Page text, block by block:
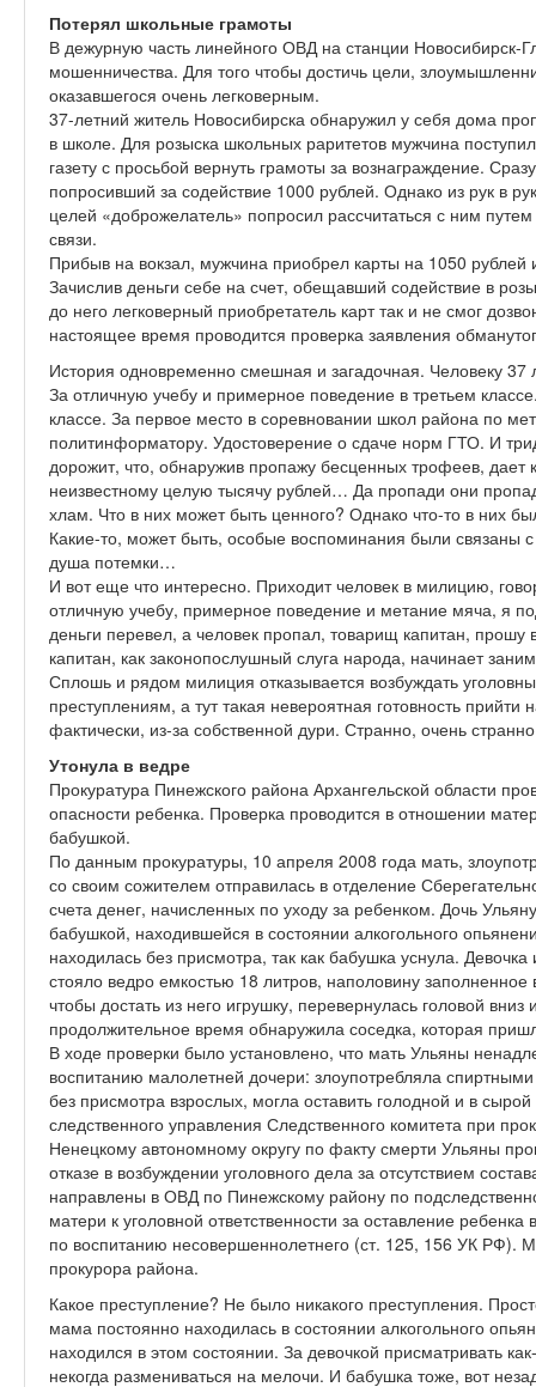
Потерял школьные грамоты
В дежурную часть линейного ОВД на станции Новосибирск-
мошенничества. Для того чтобы достичь цели,
оказавшегося очень легковерным.
37-летний житель Новосибирска обнаружил у себя дома
в школе. Для розыска школьных раритетов мужчина
газету с просьбой вернуть грамоты за вознаграждение.
попросивший за содействие 1000 рублей. Однако из рук в
целей «доброжелатель» попросил рассчитаться с ним
связи.
Прибыв на вокзал, мужчина приобрел карты на 1050 рублей
Зачислив деньги себе на счет, обещавший содействие в
до него легковерный приобретатель карт так и не смог
настоящее время проводится проверка заявления
История одновременно смешная и загадочная. Человеку
За отличную учебу и примерное поведение в третьем
классе. За первое место в соревновании школ района по
политинформатору. Удостоверение о сдаче норм ГТО. И
дорожит, что, обнаружив пропажу бесценных трофеев, дает
неизвестному целую тысячу рублей… Да пропади они
хлам. Что в них может быть ценного? Однако что-то в них
Какие-то, может быть, особые воспоминания были связаны
душа потемки…
И вот еще что интересно. Приходит человек в милицию,
отличную учебу, примерное поведение и метание мяча, я
деньги перевел, а человек пропал, товарищ капитан, прошу
капитан, как законопослушный слуга народа, начинает
Сплошь и рядом милиция отказывается возбуждать
преступлениям, а тут такая невероятная готовность
фактически, из-за собственной дури. Странно, очень
Утонула в ведре
Прокуратура Пинежского района Архангельской области
опасности ребенка. Проверка проводится в отношении
бабушкой.
По данным прокуратуры, 10 апреля 2008 года мать,
со своим сожителем отправилась в отделение
счета денег, начисленных по уходу за ребенком. Дочь
бабушкой, находившейся в состоянии алкогольного
находилась без присмотра, так как бабушка уснула.
стояло ведро емкостью 18 литров, наполовину
чтобы достать из него игрушку, перевернулась головой
продолжительное время обнаружила соседка, которая
В ходе проверки было установлено, что мать Ульяны
воспитанию малолетней дочери: злоупотребляла
без присмотра взрослых, могла оставить голодной и в
следственного управления Следственного комитета при
Ненецкому автономному округу по факту смерти Ульяны
отказе в возбуждении уголовного дела за отсутствием
направлены в ОВД по Пинежскому району по
матери к уголовной ответственности за оставление
по воспитанию несовершеннолетнего (ст. 125, 156 УК РФ).
прокурора района.
Какое преступление? Не было никакого преступления.
мама постоянно находилась в состоянии алкогольного
находился в этом состоянии. За девочкой присматривать
некогда размениваться на мелочи. И бабушка тоже, вот